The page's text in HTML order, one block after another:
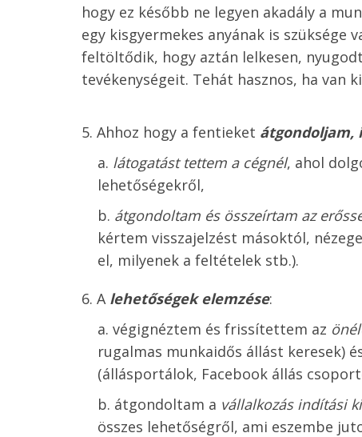
hogy ez később ne legyen akadály a
egy kisgyermekes anyának is szüksége
feltöltődik, hogy aztán lelkesen,
tevékenységeit. Tehát hasznos, ha van
Ahhoz hogy a fentieket
látogatást tettem a cégnél, ahol
lehetőségekről,
átgondoltam és összeírtam az
kértem visszajelzést másoktól,
el, milyenek a feltételek stb.).
A lehetőségek elemzése:
végignéztem és frissítettem az
rugalmas munkaidős állást keresek)
(állásportálok, Facebook állás
átgondoltam a vállalkozás indítási
összes lehetőségről, ami eszembe